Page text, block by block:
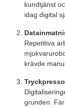
kundtjänst
idag digital
Repetitiva
krävde
grunden.